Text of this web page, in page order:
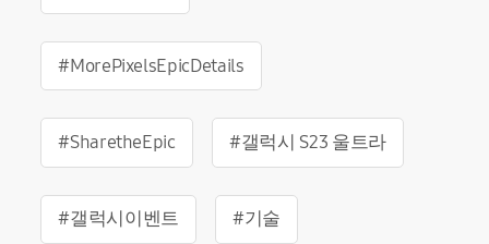
#MorePixelsEpicDetails
#SharetheEpic #갤럭시 S23 울트라
#갤럭시이벤트 #기술